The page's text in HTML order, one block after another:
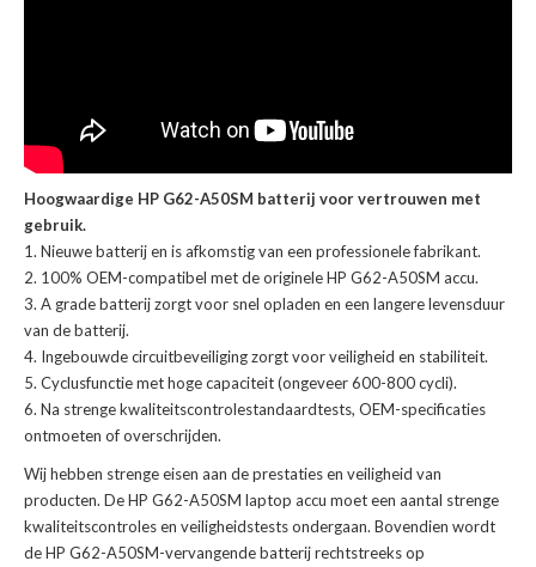
Hoogwaardige HP G62-A50SM batterij voor vertrouwen met
gebruik.
Nieuwe batterij en is afkomstig van een professionele fabrikant.
100% OEM-compatibel met deoriginele HP G62-A50SM accu.
A grade batterij zorgt voor snel opladen en een langere levensduur
van de batterij.
Ingebouwde circuitbeveiliging zorgt voor veiligheid en stabiliteit.
Cyclusfunctie met hoge capaciteit (ongeveer 600-800 cycli).
Na strenge kwaliteitscontrolestandaardtests, OEM-specificaties
ontmoeten of overschrijden.
Wij hebben strenge eisen aan de prestaties en veiligheid van
producten. DeHP G62-A50SM laptop accu moet een aantal strenge
kwaliteitscontroles en veiligheidstests ondergaan. Bovendien wordt
deHP G62-A50SM-vervangende batterijrechtstreeks op